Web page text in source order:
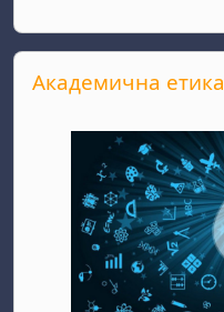
Прескочи Академична етика
Академична етика